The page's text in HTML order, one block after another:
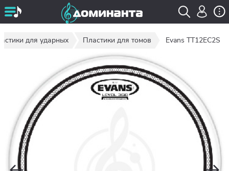
для ударных Пластики для томов Evans TT12EC2S